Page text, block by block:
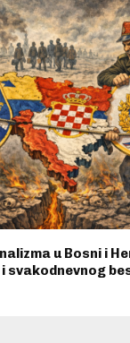
u Bosni i
svakodnevnog